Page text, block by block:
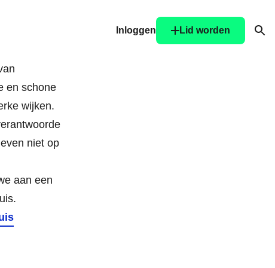
Inloggen
Lid worden
en schone
wijken.
niet op
aan een